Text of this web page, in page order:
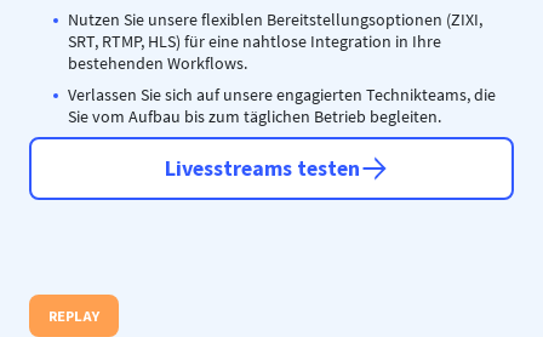
Nutzen Sie unsere flexiblen Bereitstellungsoptionen (ZIXI,
SRT, RTMP, HLS) für eine nahtlose Integration in Ihre
bestehenden Workflows.
Verlassen Sie sich auf unsere engagierten Technikteams, die
Sie vom Aufbau bis zum täglichen Betrieb begleiten.
Livesstreams testen
REPLAY